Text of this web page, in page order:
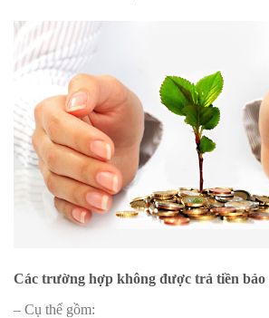
Các trường hợp không được trả tiền bảo
– Cụ thể gồm: